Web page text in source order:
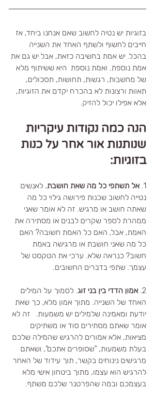
בזוגיות יש נטיה לחשוב שאם אנחנו ביחד, אז
חייבים לחשוף ולשתף האחד את השנייה
בהכל. יש אמת בחשיבה כזאת, אבל יש גם את
אמת נוספת. ואמת נוספת  היא ששיתוף מלא
של מחשבות, רגשות, תחושות, תסכולים,
תאוות ורצונות לא בהכרח יקדם את הזוגיות,
אלא אפילו יכול להזיק.
הנה כמה נקודות עיקריות
שנותנות אור אחר על כנות
בזוגיות:
1. אל תשתפי כל מה שאת חושבת. לאנשים
נטייה לחשוב שכנות פירושה גילוי כל מה
שאתה חושב או מרגיש. זה לא אומר שאני
ממהרת לספר שקרים לבנים או מסתירה את
האמת, אבל, האם כל האמת חשובה? האם
כל מה שאני חושבת או מרגישה באמת
חשוב? כנראה שלא. ערכי את הטקסט של
עצמך. שתפי בדברים החשובים.
2. אמון הדדי בין בני זוג. לסמוך על המילים
האחד של השנייה. מתוך אמון מלא, כך שאת
יודעת ומאמינה שלמילים יש משמעות.   זה לא
אומר שאתם מסתירים סוד או משתיקים
מציאות, אלא אמורים להרגיש שהמילה שלכם
בעלת משמעות, "שסופרים אתכם", ושאתם
מרגישים נינוחים בקשר, תוך עידוד של האחר
להרגיש הוא עצמו, מתוך ביטחון אישי מלא
בעצמכם ובמה שהפרטנר שלכם משתף.